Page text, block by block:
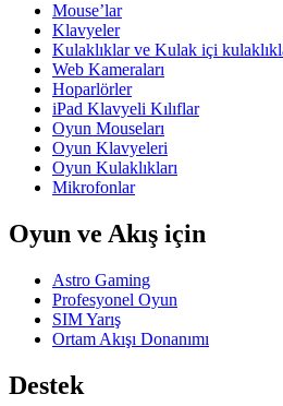
Mouse’lar
Klavyeler
Kulaklıklar ve Kulak içi
Web Kameraları
Hoparlörler
iPad Klavyeli Kılıflar
Oyun Mouseları
Oyun Klavyeleri
Oyun Kulaklıkları
Mikrofonlar
Oyun ve Akış için
Astro Gaming
Profesyonel Oyun
SIM Yarış
Ortam Akışı Donanımı
Destek